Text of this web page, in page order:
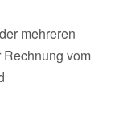
mehreren
vom